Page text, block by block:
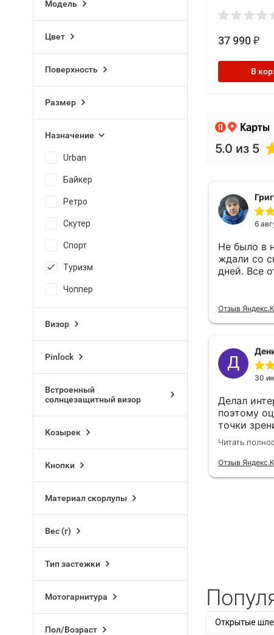
37 990 ₽
В
Открытые
Модель
Цвет
Поверхность
Размер
Назначение
Urban
Байкер
Ретро
Скутер
Спорт
Туризм
Чоппер
Визор
Pinlock
Встроенный
солнцезащитный визор
Козырек
Кнопки
Материал скорлупы
Вес (г)
Тип застежки
Мотогарнитура
Пол/Возраст